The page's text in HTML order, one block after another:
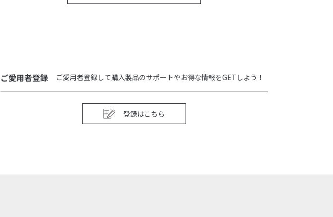
ご愛用者登録 ご愛用者登録して購入製品のサポートやお得な情報をGETしよう！
登録はこちら